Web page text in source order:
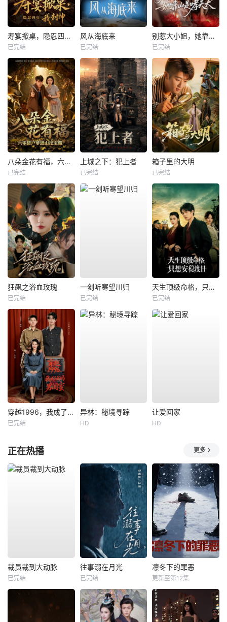
寿宴掀桌，隐忍四年我封神
已完结
风从海底来
已完结
别惹大小姐，她靠山是哮天犬
已完结
八朵金花有福，六零猎户爹进山挖宝藏
已完结
上城之下：犯上者
已完结
箱子里的大明
已完结
狂飙之浴血玫瑰
已完结
一剑听寒望川归
已完结
天生顶级命格，只想安稳度日
已完结
穿越1996，我成了我妈男闺蜜
已完结
异林：秘境寻踪
HD
让爱回家
HD
正在热播 更多
裁员裁到大动脉
已完结
往事溺在月光
已完结
凛冬下的罪恶
更新至第12集